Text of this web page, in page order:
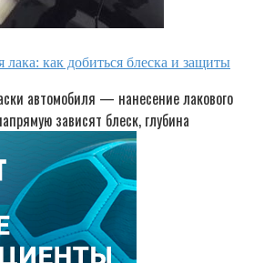
лака: как добиться блеска и защиты
автомобиля — нанесение лакового
зависят блеск, глубина